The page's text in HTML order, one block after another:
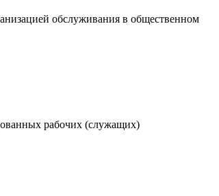
обслуживания в общественном
рабочих (служащих)